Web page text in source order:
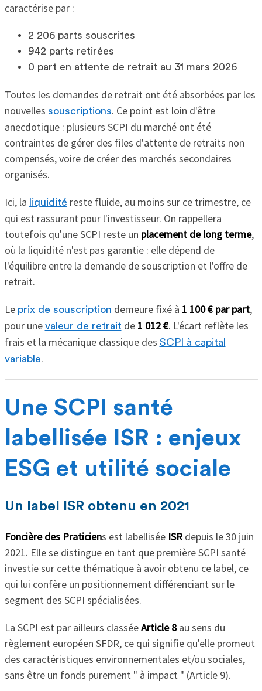
caractérise par :
2 206 parts souscrites
942 parts retirées
0 part en attente de retrait au 31 mars 2026
Toutes les demandes de retrait ont été absorbées par les
nouvelles souscriptions. Ce point est loin d'être
anecdotique : plusieurs SCPI du marché ont été
contraintes de gérer des files d'attente de retraits non
compensés, voire de créer des marchés secondaires
organisés.
Ici, la liquidité reste fluide, au moins sur ce trimestre, ce
qui est rassurant pour l'investisseur. On rappellera
toutefois qu'une SCPI reste un placement de long terme,
où la liquidité n'est pas garantie : elle dépend de
l'équilibre entre la demande de souscription et l'offre de
retrait.
Le prix de souscription demeure fixé à 1 100 € par part,
pour une valeur de retrait de 1 012 €. L'écart reflète les
frais et la mécanique classique des SCPI à capital
variable.
Une SCPI santé
labellisée ISR : enjeux
ESG et utilité sociale
Un label ISR obtenu en 2021
Foncière des Praticiens est labellisée ISRdepuis le 30 juin
2021. Elle se distingue en tant que première SCPI santé
investie sur cette thématique à avoir obtenu ce label, ce
qui lui confère un positionnement différenciant sur le
segment des SCPI spécialisées.
La SCPI est par ailleurs classéeArticle 8au sens du
règlement européen SFDR, ce qui signifie qu'elle promeut
des caractéristiques environnementales et/ou sociales,
sans être un fonds purement " à impact " (Article 9).